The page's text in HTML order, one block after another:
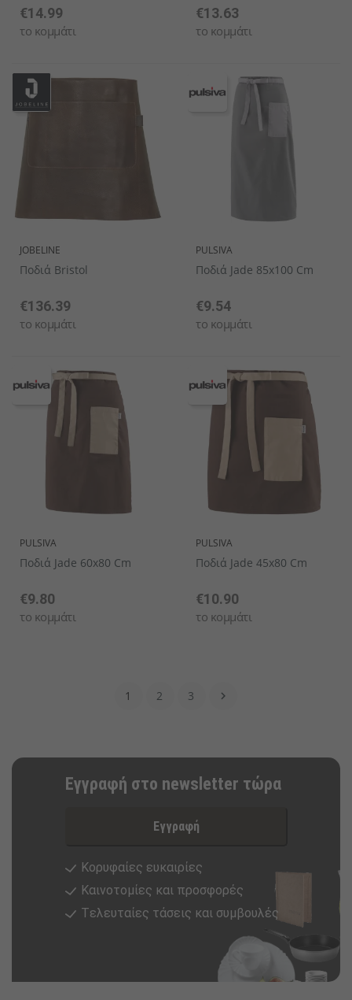
€14.99
το κομμάτι
€13.63
το κομμάτι
JOBELINE
Ποδιά Bristol
€136.39
το κομμάτι
PULSIVA
Ποδιά Jade 85x100 Cm
€9.54
το κομμάτι
PULSIVA
Ποδιά Jade 60x80 Cm
€9.80
το κομμάτι
PULSIVA
Ποδιά Jade 45x80 Cm
€10.90
το κομμάτι
1 2 3 
Εγγραφή στο newsletter τώρα
Εγγραφή
Κορυφαίες ευκαιρίες
Καινοτομίες και προσφορές
Tελευταίες τάσεις και συμβουλές